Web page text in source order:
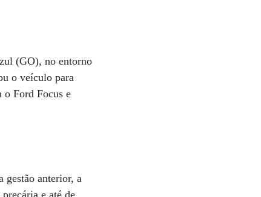
(GO), no entorno
o veículo para
o Ford Focus e
gestão anterior, a
e até de